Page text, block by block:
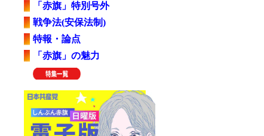
「赤旗」特別号外
戦争法(安保法制)
特報・論点
「赤旗」の魅力